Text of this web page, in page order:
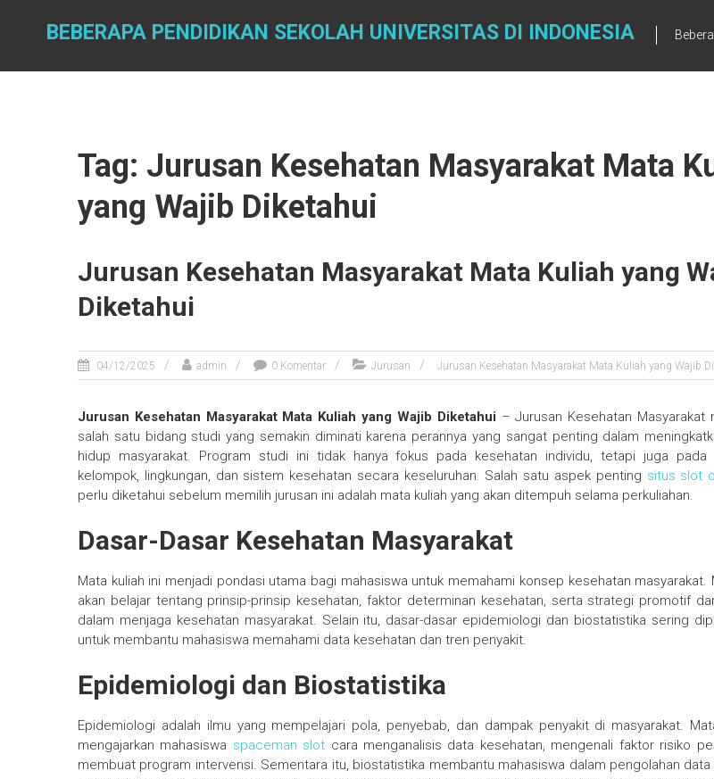
BEBERAPA PENDIDIKAN SEKOLAH UNIVERSITAS DI INDONESIA
Tag: Jurusan Kesehatan Masyarakat Mata
yang Wajib Diketahui
Jurusan Kesehatan Masyarakat Mata Kuliah yang
Diketahui
04/12/2025 admin 0 Komentar Jurusan Jurusan Kesehatan Masyarakat Mata Kuliah yang Wajib
Jurusan Kesehatan Masyarakat Mata Kuliah yang Wajib Diketahui – Jurusan Kesehatan Masyarakat
salah satu bidang studi yang semakin diminati karena perannya yang sangat penting dalam
hidup masyarakat. Program studi ini tidak hanya fokus pada kesehatan individu, tetapi juga pada
kelompok, lingkungan, dan sistem kesehatan secara keseluruhan. Salah satu aspek penting situs slot
perlu diketahui sebelum memilih jurusan ini adalah mata kuliah yang akan ditempuh selama perkuliahan.
Dasar-Dasar Kesehatan Masyarakat
Mata kuliah ini menjadi pondasi utama bagi mahasiswa untuk memahami konsep kesehatan masyarakat.
akan belajar tentang prinsip-prinsip kesehatan, faktor determinan kesehatan, serta strategi promotif
dalam menjaga kesehatan masyarakat. Selain itu, dasar-dasar epidemiologi dan biostatistika sering
untuk membantu mahasiswa memahami data kesehatan dan tren penyakit.
Epidemiologi dan Biostatistika
Epidemiologi adalah ilmu yang mempelajari pola, penyebab, dan dampak penyakit di masyarakat.
mengajarkan mahasiswa spaceman slot cara menganalisis data kesehatan, mengenali faktor risiko
membuat program intervensi. Sementara itu, biostatistika membantu mahasiswa dalam pengolahan data